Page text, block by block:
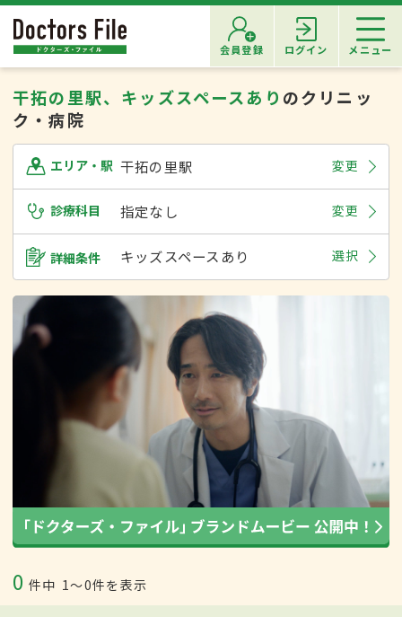
会員登録 ログイン メニュー
干拓の里駅、キッズスペースあり のクリニッ
ク・病院
エリア・駅 干拓の里駅 変更
診療科目 指定なし 変更
詳細条件 キッズスペースあり 選択
0 件中 1〜0件を表示